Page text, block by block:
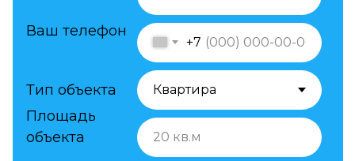
+7
Ваш телефон
Тип объекта
Площадь
объекта